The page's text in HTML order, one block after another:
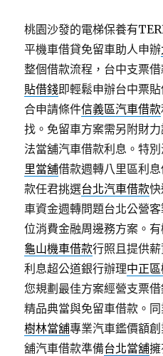
桃園沙發的電梯保養有
平機車借貸免留車助人申辦
整個借款流程，台中支票
貼借錢即輕鬆申辦台中票
合申請條件信義區汽車借款
找。免留車方案需另附財力
法當舖汽車借款利息。特
里當舖借款週轉八里區利
款任君挑選台北汽車借款
車資金週轉問題台北公營
位消費金融周邊務方案。
龜山機車借款行照且提供
利息超公道銀行辦理中正
您規劃最佳方案經營支票
精品典當與免留車借款。
樹林當舖專業汽車鑑價額
舖汽車借款準備台北當舖